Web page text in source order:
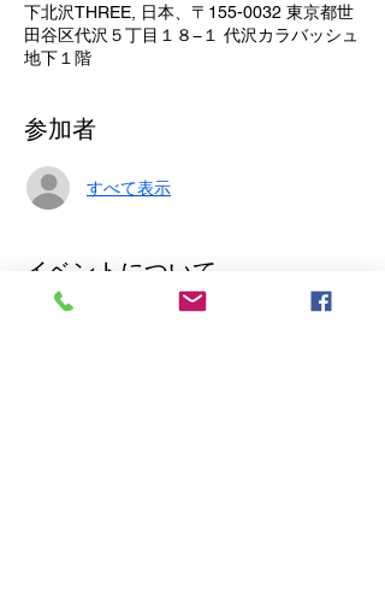
下北沢THREE, 日本、〒155-0032 東京都世
田谷区代沢５丁目１８−１ 代沢カラバッシュ
地下１階
参加者
すべて表示
イベントについて
2024 / 7 / 23 (Tue) @下北沢THREE